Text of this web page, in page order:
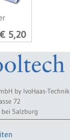
€ 5,20
by IvoHaas-Technik
72
Salzburg